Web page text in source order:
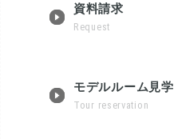
資料請求
Request
モデルルーム見学
Tour reservation